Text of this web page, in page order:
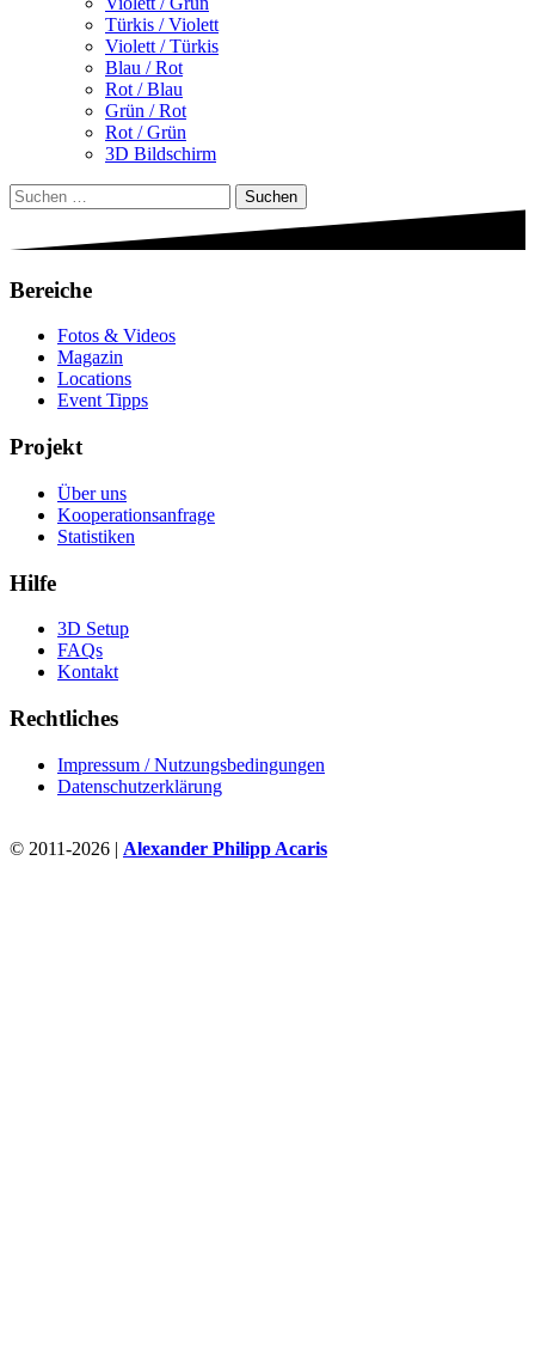
Türkis / Violett
Violett / Türkis
Blau / Rot
Rot / Blau
Grün / Rot
Rot / Grün
3D Bildschirm
Suchen
nach:
Bereiche
Fotos & Videos
Magazin
Locations
Event Tipps
Projekt
Über uns
Kooperationsanfrage
Statistiken
Hilfe
3D Setup
FAQs
Kontakt
Rechtliches
Impressum / Nutzungsbedingungen
Datenschutzerklärung
© 2011-2026 | Alexander Philipp Acaris